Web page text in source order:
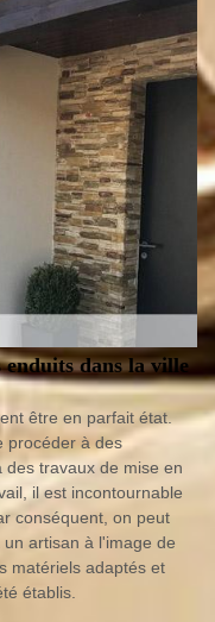
enduits dans la ville
être en parfait état.
procéder à des
travaux de mise en
il est incontournable
conséquent, on peut
artisan à l'image de
matériels adaptés et
établis.